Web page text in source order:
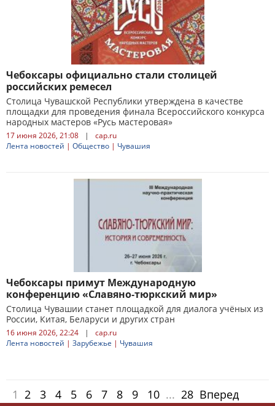
Чебоксары официально стали столицей
российских ремесел
Столица Чувашской Республики утверждена в качестве
площадки для проведения финала Всероссийского конкурса
народных мастеров «Русь мастеровая»
17 июня 2026, 21:08 |
cap.ru
Лента новостей | Общество | Чувашия
Чебоксары примут Международную
конференцию «Славяно‑тюркский мир»
Столица Чувашии станет площадкой для диалога учёных из
России, Китая, Беларуси и других стран
16 июня 2026, 22:24 |
cap.ru
Лента новостей | Зарубежье | Чувашия
1 2 3 4 5 6 7 8 9 10 ... 28 Вперед